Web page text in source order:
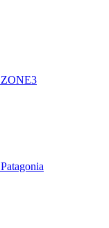
ZONE3
Patagonia